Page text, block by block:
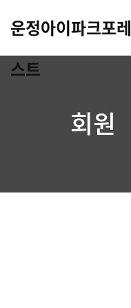
운정아이파크포레
스트
회원